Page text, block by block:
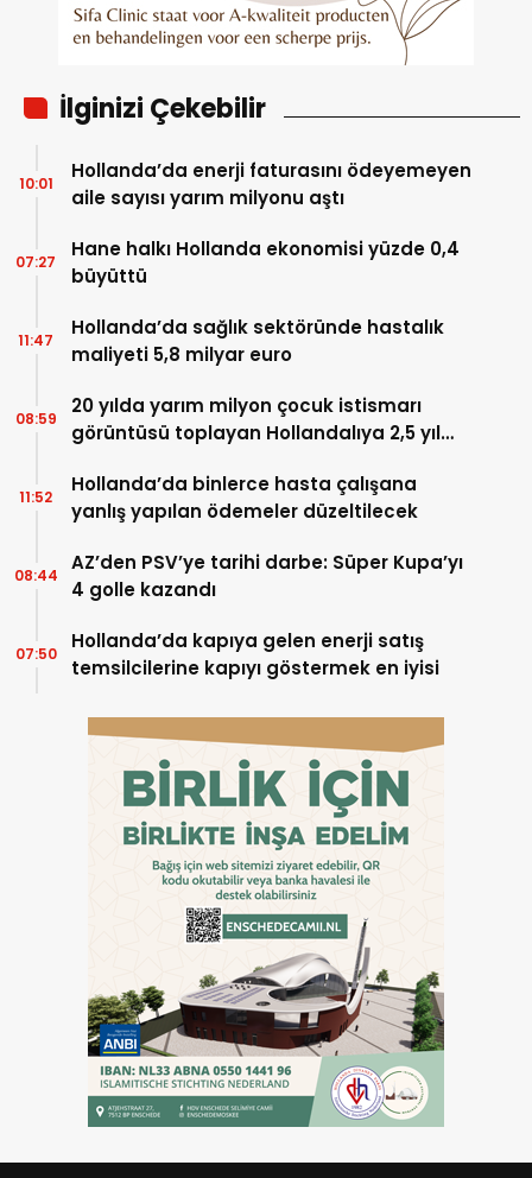
İlginizi Çekebilir
Hollanda’da enerji faturasını ödeyemeyen
aile sayısı yarım milyonu aştı
10:01
Hane halkı Hollanda ekonomisi yüzde 0,4
büyüttü
07:27
Hollanda’da sağlık sektöründe hastalık
maliyeti 5,8 milyar euro
11:47
20 yılda yarım milyon çocuk istismarı
görüntüsü toplayan Hollandalıya 2,5 yıl
08:59
Hollanda’da binlerce hasta çalışana
yanlış yapılan ödemeler düzeltilecek
11:52
AZ’den PSV’ye tarihi darbe: Süper Kupa’yı
4 golle kazandı
08:44
Hollanda’da kapıya gelen enerji satış
temsilcilerine kapıyı göstermek en iyisi
07:50